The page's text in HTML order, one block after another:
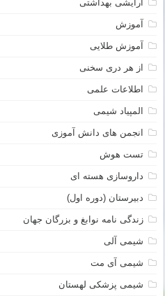
آرایشی بهداشتی
آموزش
آموزش طلایی
از هر دری سخنی
اطلاعات علمی
المپیاد شیمی
انجمن های دانش آموزی
تست هوش
داروسازی هسته ای
دبیرستان (دوره اول)
زندگی نامه نوابغ و بزرگان جهان
شیمی آلی
شیمی آی مت
شیمی پزشکی لهستان